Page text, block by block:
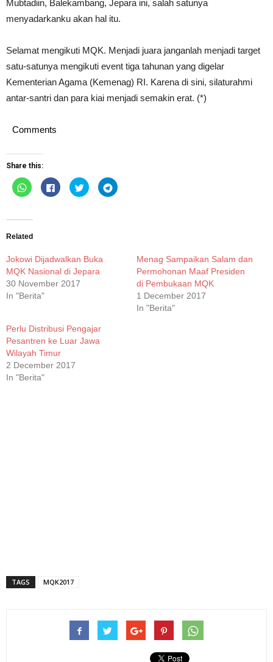
Mubtadiin, Balekambang, Jepara ini, salah satunya
menyadarkanku akan hal itu.
Selamat mengikuti MQK. Menjadi juara janganlah menjadi target
satu-satunya mengikuti event tiga tahunan yang digelar
Kementerian Agama (Kemenag) RI. Karena di sini, silaturahmi
antar-santri dan para kiai menjadi semakin erat. (*)
Comments
Share this:
Click
to
share
(Opens
new
Click
to
share
Click
to
share
Click
to
Related
Jokowi Dijadwalkan Buka
MQK Nasional di Jepara
30 November 2017
In "Berita"
Menag Sampaikan Salam dan
Permohonan Maaf Presiden
di Pembukaan MQK
1 December 2017
In "Berita"
Perlu Distribusi Pengajar
Pesantren ke Luar Jawa
Wilayah Timur
2 December 2017
In "Berita"
TAGS MQK2017